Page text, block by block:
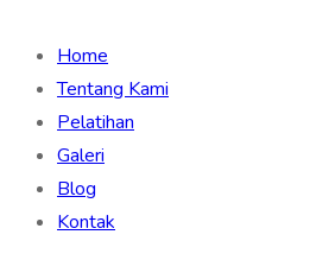
Home
Tentang Kami
Pelatihan
Galeri
Blog
Kontak